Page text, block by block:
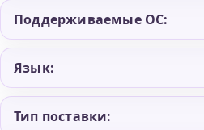
Поддерживаемые ОС:
Язык:
Тип поставки: